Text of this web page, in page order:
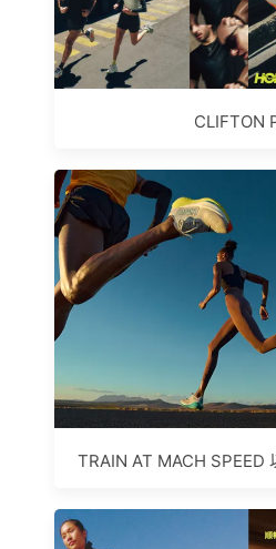
CLIFTON
TRAIN AT MACH SPEED